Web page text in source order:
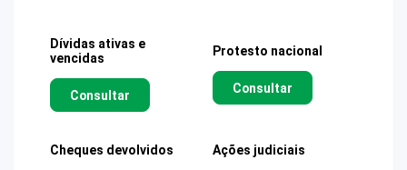
Dívidas ativas e
vencidas
Consultar
Protesto nacional
Consultar
Cheques devolvidos Ações judiciais